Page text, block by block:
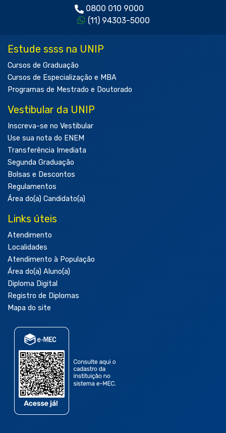
0800 010 9000
(11) 94303-5000
Estude ssss na UNIP
Cursos de Graduação
Cursos de Especialização e MBA
Programas de Mestrado e Doutorado
Vestibular da UNIP
Inscreva-se no Vestibular
Use sua nota do ENEM
Transferência Imediata
Segunda Graduação
Bolsas e Descontos
Regulamentos
Área do(a) Candidato(a)
Links úteis
Atendimento
Localidades
Atendimento à População
Área do(a) Aluno(a)
Diploma Digital
Registro de Diplomas
Mapa do site